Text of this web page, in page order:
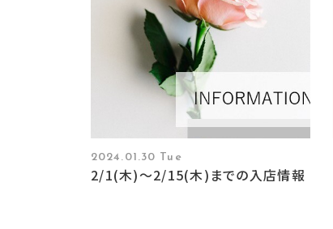
2024.01.30 Tue
2/1(木)〜2/15(木)までの入店情報